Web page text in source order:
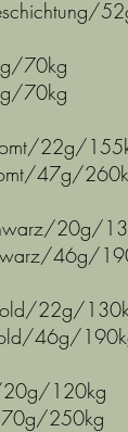
70kg
70kg
22g/
47g/
20g/
46g/
22g/
46g/
20g/120kg
70g/250kg